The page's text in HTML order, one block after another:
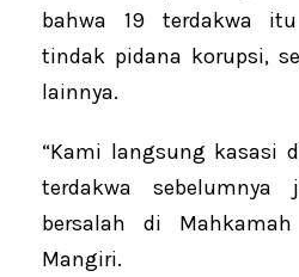
bahwa 19 terdakwa
tindak pidana korupsi,
lainnya.
“Kami langsung kasasi
terdakwa
bersalah di
Mangiri.